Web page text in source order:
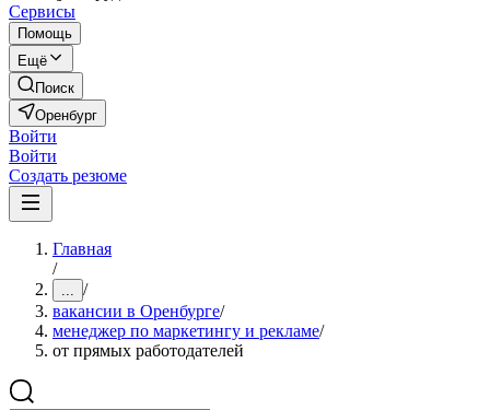
Сервисы
Помощь
Ещё
Поиск
Оренбург
Войти
Войти
Создать резюме
Главная
/
... /
вакансии в Оренбурге/
менеджер по маркетингу и рекламе/
от прямых работодателей